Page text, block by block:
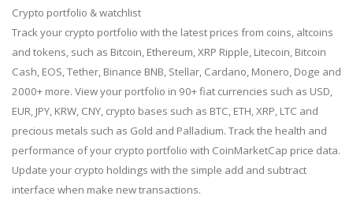
Crypto portfolio & watchlist
Track your crypto portfolio with the latest prices from coins, altcoins
and tokens, such as Bitcoin, Ethereum, XRP Ripple, Litecoin, Bitcoin
Cash, EOS, Tether, Binance BNB, Stellar, Cardano, Monero, Doge and
2000+ more. View your portfolio in 90+ fiat currencies such as USD,
EUR, JPY, KRW, CNY, crypto bases such as BTC, ETH, XRP, LTC and
precious metals such as Gold and Palladium. Track the health and
performance of your crypto portfolio with CoinMarketCap price data.
Update your crypto holdings with the simple add and subtract
interface when make new transactions.